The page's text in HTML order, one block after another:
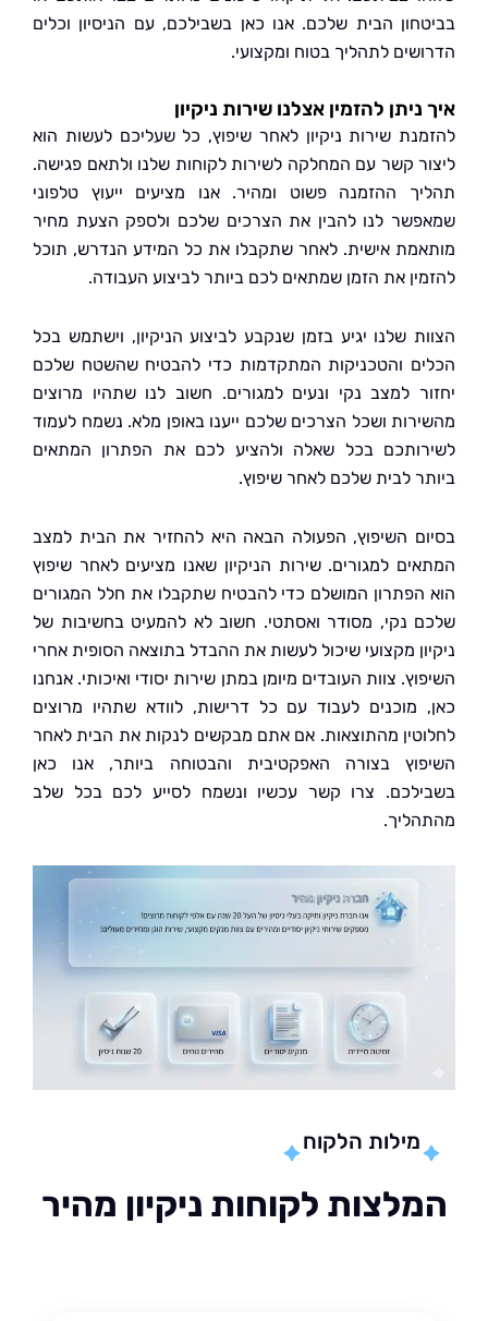
הבית שלכם. אנו כאן בשבילכם, עם הניסיון וכלים
לתהליך בטוח ומקצועי.
להזמין אצלנו שירות ניקיון
שירות ניקיון לאחר שיפוץ, כל שעליכם לעשות הוא
קשר עם המחלקה לשירות לקוחות שלנו ולתאם פגישה.
ההזמנה פשוט ומהיר. אנו מציעים ייעוץ טלפוני
לנו להבין את הצרכים שלכם ולספק הצעת מחיר
אישית. לאחר שתקבלו את כל המידע הנדרש, תוכל
את הזמן שמתאים לכם ביותר לביצוע העבודה.
שלנו יגיע בזמן שנקבע לביצוע הניקיון, וישתמש בכל
והטכניקות המתקדמות כדי להבטיח שהשטח שלכם
למצב נקי ונעים למגורים. חשוב לנו שתהיו מרוצים
ושכל הצרכים שלכם ייענו באופן מלא. נשמח לעמוד
בכל שאלה ולהציע לכם את הפתרון המתאים
לבית שלכם לאחר שיפוץ.
השיפוץ, הפעולה הבאה היא להחזיר את הבית למצב
למגורים. שירות הניקיון שאנו מציעים לאחר שיפוץ
המושלם כדי להבטיח שתקבלו את חלל המגורים
נקי, מסודר ואסתטי. חשוב לא להמעיט בחשיבות של
מקצועי שיכול לעשות את ההבדל בתוצאה הסופית אחרי
צוות העובדים מיומן במתן שירות יסודי ואיכותי. אנחנו
מוכנים לעבוד עם כל דרישות, לוודא שתהיו מרוצים
מהתוצאות. אם אתם מבקשים לנקות את הבית לאחר
בצורה האפקטיבית והבטוחה ביותר, אנו כאן
צרו קשר עכשיו ונשמח לסייע לכם בכל שלב
מילות הלקוח
לקוחות ניקיון מהיר